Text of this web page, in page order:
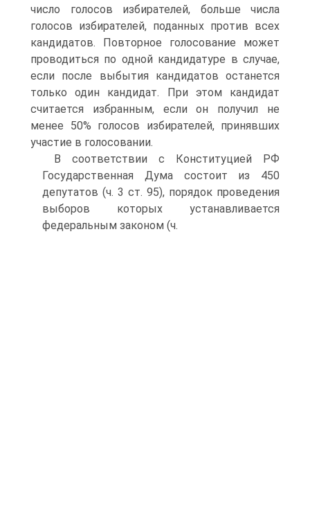
число голосов избирателей, больше числа
голосов избирателей, поданных против всех
кандидатов. Повторное голосование может
проводиться по одной кандидатуре в случае,
если после выбытия кандидатов останется
только один кандидат. При этом кандидат
считается избранным, если он получил не
менее 50% голосов избирателей, принявших
участие в голосовании.
В соответствии с Конституцией РФ
Государственная Дума состоит из 450
депутатов (ч. 3 ст. 95), порядок проведения
выборов которых устанавливается
федеральным законом (ч.